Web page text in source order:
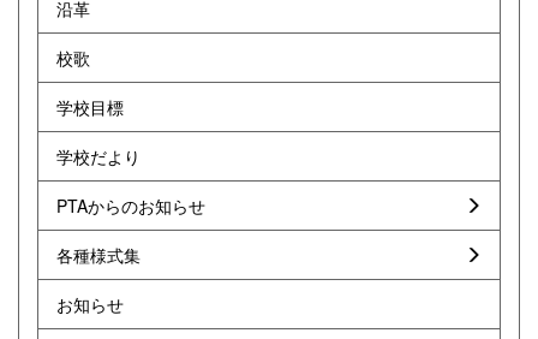
沿革
校歌
学校目標
学校だより
PTAからのお知らせ
各種様式集
お知らせ